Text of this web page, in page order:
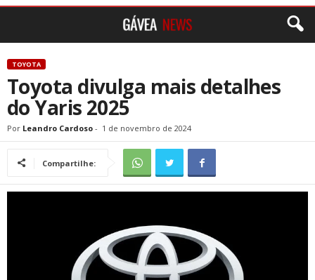
TOYOTA
Toyota divulga mais detalhes
do Yaris 2025
Por Leandro Cardoso - 1 de novembro de 2024
Compartilhe: